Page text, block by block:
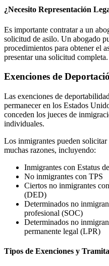
¿Necesito Representación
Es importante contratar a un
solicitud de asilo. Un abogado
procedimientos para obtener el
presentar una solicitud completa.
Exenciones de
Las exenciones de
permanecer en los Estados
conceden los jueces de
individuales.
Los inmigrantes pueden
muchas razones, incluyendo:
Inmigrantes con Estatus
No inmigrantes con TPS
Ciertos no inmigrantes
(DED)
Determinados no
profesional (SOC)
Determinados no
permanente legal (LPR)
Tipos de Exenciones y